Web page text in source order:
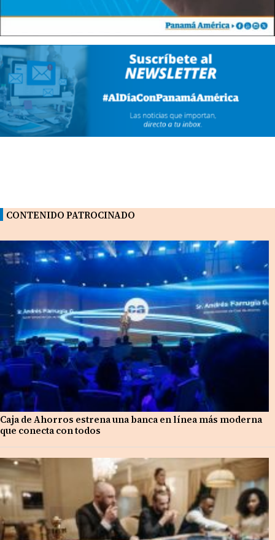
CONTENIDO PATROCINADO
Caja de Ahorros estrena una banca en línea más moderna
que conecta con todos